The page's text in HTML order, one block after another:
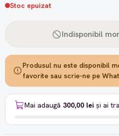
Stoc epuizat
Indisponibil
Produsul nu este disponibil
favorite sau scrie-ne pe
Mai adaugă 300,00 lei și ai